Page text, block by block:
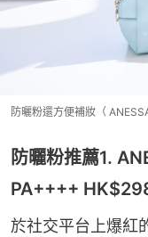
防曬粉還方便補妝（ ANESSA
防曬粉推薦1.
PA++++
於社交平台上爆紅